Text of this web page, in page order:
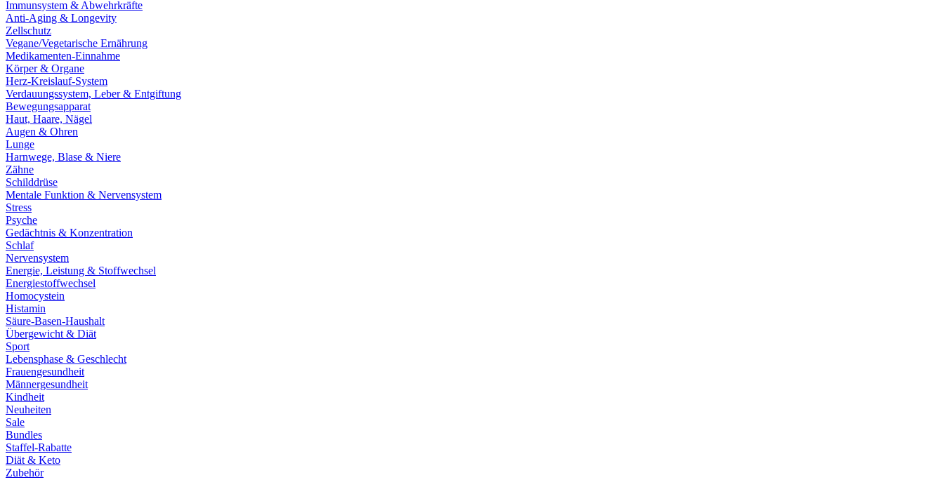
Immunsystem & Abwehrkräfte
Anti-Aging & Longevity
Zellschutz
Vegane/Vegetarische Ernährung
Medikamenten-Einnahme
Körper & Organe
Herz-Kreislauf-System
Verdauungssystem, Leber & Entgiftung
Bewegungsapparat
Haut, Haare, Nägel
Augen & Ohren
Lunge
Harnwege, Blase & Niere
Zähne
Schilddrüse
Mentale Funktion & Nervensystem
Stress
Psyche
Gedächtnis & Konzentration
Schlaf
Nervensystem
Energie, Leistung & Stoffwechsel
Energiestoffwechsel
Homocystein
Histamin
Säure-Basen-Haushalt
Übergewicht & Diät
Sport
Lebensphase & Geschlecht
Frauengesundheit
Männergesundheit
Kindheit
Neuheiten
Sale
Bundles
Staffel-Rabatte
Diät & Keto
Zubehör